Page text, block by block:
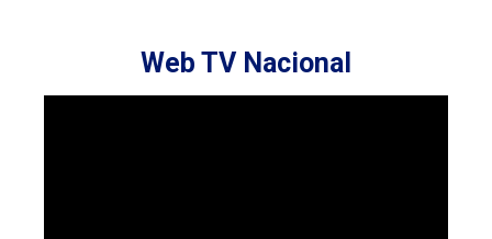
Web TV Nacional